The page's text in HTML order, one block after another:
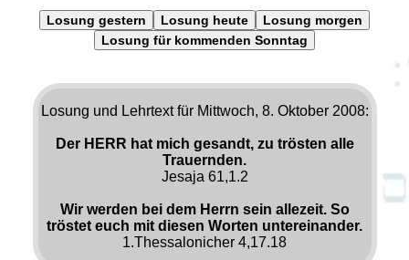
Losung gestern Losung heute
Losung morgen
Losung für kommenden Sonntag
Losung und Lehrtext für Mittwoch, 8. Oktober 2008:
Der HERR hat mich gesandt, zu trösten alle
Trauernden.
Jesaja 61,1.2
Wir werden bei dem Herrn sein allezeit. So
tröstet euch mit diesen Worten untereinander.
1.Thessalonicher 4,17.18